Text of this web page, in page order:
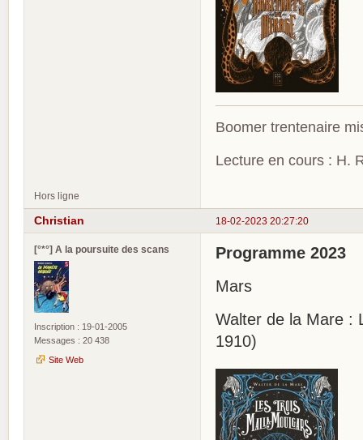
Boomer trentenaire
Lecture en cours : H.
Hors ligne
18-02-2023 20:27:20
Christian
[°*°] A la poursuite des scans
Inscription : 19-01-2005
Messages : 20 438
Site Web
Programme 2023
Mars
Walter de la Mare :
1910)